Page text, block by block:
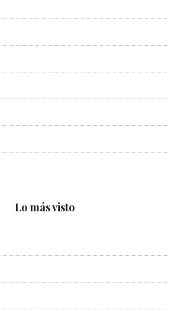
Lo más visto